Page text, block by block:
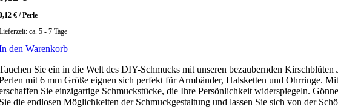
€ /Perle
ca. 5 - 7 Tage
den Warenkorb
Sie ein in die Welt des DIY-Schmucks mit unseren bezaubernden
mit 6 mm Größe eignen sich perfekt für Armbänder, Halsketten und Ohrringe.
Sie einzigartige Schmuckstücke, die Ihre Persönlichkeit widerspiegeln.
die endlosen Möglichkeiten der Schmuckgestaltung und lassen Sie sich von der